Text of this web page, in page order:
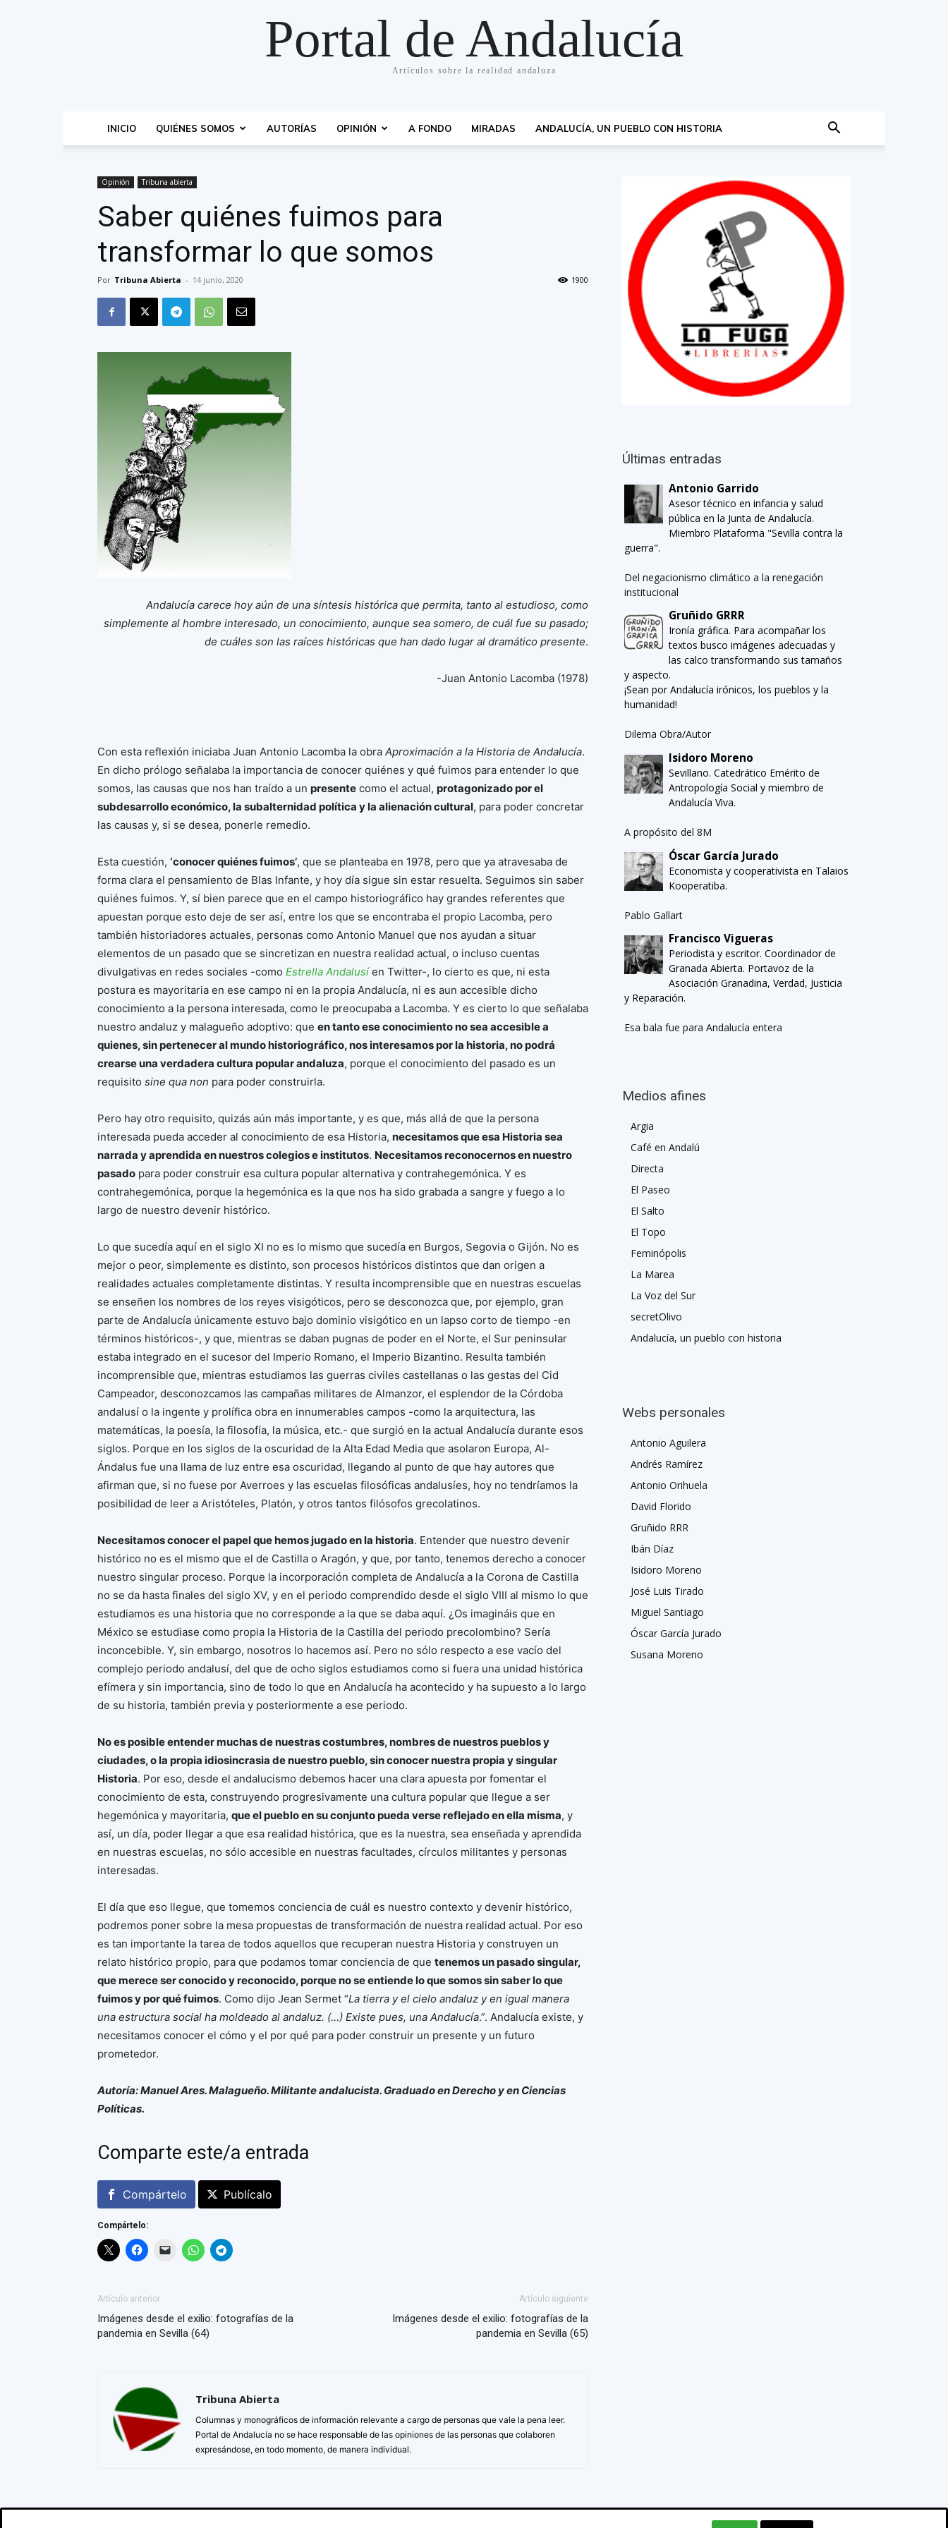
Portal de Andalucía
Artículos sobre la realidad andaluza
INICIO QUIÉNES SOMOS AUTORÍAS OPINIÓN A FONDO MIRADAS ANDALUCÍA, UN PUEBLO CON HISTORIA
Opinión Tribuna abierta
Saber quiénes fuimos para
transformar lo que somos
Por Tribuna Abierta - 14 junio, 2020 1900
Andalucía carece hoy aún de una síntesis histórica que permita, tanto al estudioso, como
simplemente al hombre interesado, un conocimiento, aunque sea somero, de cuál fue su pasado;
de cuáles son las raíces históricas que han dado lugar al dramático presente.
-Juan Antonio Lacomba (1978)
Con esta reflexión iniciaba Juan Antonio Lacomba la obra Aproximación a la Historia de Andalucía.
En dicho prólogo señalaba la importancia de conocer quiénes y qué fuimos para entender lo que
somos, las causas que nos han traído a un presente como el actual, protagonizado por el
subdesarrollo económico, la subalternidad política y la alienación cultural, para poder concretar
las causas y, si se desea, ponerle remedio.
Esta cuestión, ‘conocer quiénes fuimos’, que se planteaba en 1978, pero que ya atravesaba de
forma clara el pensamiento de Blas Infante, y hoy día sigue sin estar resuelta. Seguimos sin saber
quiénes fuimos. Y, sí bien parece que en el campo historiográfico hay grandes referentes que
apuestan porque esto deje de ser así, entre los que se encontraba el propio Lacomba, pero
también historiadores actuales, personas como Antonio Manuel que nos ayudan a situar
elementos de un pasado que se sincretizan en nuestra realidad actual, o incluso cuentas
divulgativas en redes sociales -como Estrella Andalusíen Twitter-, lo cierto es que, ni esta
postura es mayoritaria en ese campo ni en la propia Andalucía, ni es aun accesible dicho
conocimiento a la persona interesada, como le preocupaba a Lacomba. Y es cierto lo que señalaba
nuestro andaluz y malagueño adoptivo: que en tanto ese conocimiento no sea accesible a
quienes, sin pertenecer al mundo historiográfico, nos interesamos por la historia, no podrá
crearse una verdadera cultura popular andaluza, porque el conocimiento del pasado es un
requisito sine qua non para poder construirla.
Pero hay otro requisito, quizás aún más importante, y es que, más allá de que la persona
interesada pueda acceder al conocimiento de esa Historia, necesitamos que esa Historia sea
narrada y aprendida en nuestros colegios e institutos. Necesitamos reconocernos en nuestro
pasado para poder construir esa cultura popular alternativa y contrahegemónica. Y es
contrahegemónica, porque la hegemónica es la que nos ha sido grabada a sangre y fuego a lo
largo de nuestro devenir histórico.
Lo que sucedía aquí en el siglo XI no es lo mismo que sucedía en Burgos, Segovia o Gijón. No es
mejor o peor, simplemente es distinto, son procesos históricos distintos que dan origen a
realidades actuales completamente distintas. Y resulta incomprensible que en nuestras escuelas
se enseñen los nombres de los reyes visigóticos, pero se desconozca que, por ejemplo, gran
parte de Andalucía únicamente estuvo bajo dominio visigótico en un lapso corto de tiempo -en
términos históricos-, y que, mientras se daban pugnas de poder en el Norte, el Sur peninsular
estaba integrado en el sucesor del Imperio Romano, el Imperio Bizantino. Resulta también
incomprensible que, mientras estudiamos las guerras civiles castellanas o las gestas del Cid
Campeador, desconozcamos las campañas militares de Almanzor, el esplendor de la Córdoba
andalusí o la ingente y prolífica obra en innumerables campos -como la arquitectura, las
matemáticas, la poesía, la filosofía, la música, etc.- que surgió en la actual Andalucía durante esos
siglos. Porque en los siglos de la oscuridad de la Alta Edad Media que asolaron Europa, Al-
Ándalus fue una llama de luz entre esa oscuridad, llegando al punto de que hay autores que
afirman que, si no fuese por Averroes y las escuelas filosóficas andalusíes, hoy no tendríamos la
posibilidad de leer a Aristóteles, Platón, y otros tantos filósofos grecolatinos.
Necesitamos conocer el papel que hemos jugado en la historia. Entender que nuestro devenir
histórico no es el mismo que el de Castilla o Aragón, y que, por tanto, tenemos derecho a conocer
nuestro singular proceso. Porque la incorporación completa de Andalucía a la Corona de Castilla
no se da hasta finales del siglo XV, y en el periodo comprendido desde el siglo VIII al mismo lo que
estudiamos es una historia que no corresponde a la que se daba aquí. ¿Os imagináis que en
México se estudiase como propia la Historia de la Castilla del periodo precolombino? Sería
inconcebible. Y, sin embargo, nosotros lo hacemos así. Pero no sólo respecto a ese vacío del
complejo periodo andalusí, del que de ocho siglos estudiamos como si fuera una unidad histórica
efímera y sin importancia, sino de todo lo que en Andalucía ha acontecido y ha supuesto a lo largo
de su historia, también previa y posteriormente a ese periodo.
No es posible entender muchas de nuestras costumbres, nombres de nuestros pueblos y
ciudades, o la propia idiosincrasia de nuestro pueblo, sin conocer nuestra propia y singular
Historia. Por eso, desde el andalucismo debemos hacer una clara apuesta por fomentar el
conocimiento de esta, construyendo progresivamente una cultura popular que llegue a ser
hegemónica y mayoritaria, que el pueblo en su conjunto pueda verse reflejado en ella misma, y
así, un día, poder llegar a que esa realidad histórica, que es la nuestra, sea enseñada y aprendida
en nuestras escuelas, no sólo accesible en nuestras facultades, círculos militantes y personas
interesadas.
El día que eso llegue, que tomemos conciencia de cuál es nuestro contexto y devenir histórico,
podremos poner sobre la mesa propuestas de transformación de nuestra realidad actual. Por eso
es tan importante la tarea de todos aquellos que recuperan nuestra Historia y construyen un
relato histórico propio, para que podamos tomar conciencia de que tenemos un pasado singular,
que merece ser conocido y reconocido, porque no se entiende lo que somos sin saber lo que
fuimos y por qué fuimos. Como dijo Jean Sermet “La tierra y el cielo andaluz y en igual manera
una estructura social ha moldeado al andaluz. (…) Existe pues, una Andalucía.”. Andalucía existe, y
necesitamos conocer el cómo y el por qué para poder construir un presente y un futuro
prometedor.
Autoría: Manuel Ares. Malagueño. Militante andalucista. Graduado en Derecho y en Ciencias
Políticas.
Comparte este/a entrada
Compártelo Publícalo
Compártelo:
Artículo anterior
Imágenes desde el exilio: fotografías de la
pandemia en Sevilla (64)
Artículo siguiente
Imágenes desde el exilio: fotografías de la
pandemia en Sevilla (65)
Tribuna Abierta
Columnas y monográficos de información relevante a cargo de personas que vale la pena leer.
Portal de Andalucía no se hace responsable de las opiniones de las personas que colaboren
expresándose, en todo momento, de manera individual.
Últimas entradas
Antonio Garrido
Asesor técnico en infancia y salud
pública en la Junta de Andalucía.
Miembro Plataforma "Sevilla contra la
guerra".
Del negacionismo climático a la renegación
institucional
Gruñido GRRR
Ironía gráfica. Para acompañar los
textos busco imágenes adecuadas y
las calco transformando sus tamaños
y aspecto.
¡Sean por Andalucía irónicos, los pueblos y la
humanidad!
Dilema Obra/Autor
Isidoro Moreno
Sevillano. Catedrático Emérito de
Antropología Social y miembro de
Andalucía Viva.
A propósito del 8M
Óscar García Jurado
Economista y cooperativista en Talaios
Kooperatiba.
Pablo Gallart
Francisco Vigueras
Periodista y escritor. Coordinador de
Granada Abierta. Portavoz de la
Asociación Granadina, Verdad, Justicia
y Reparación.
Esa bala fue para Andalucía entera
Medios afines
Argia
Café en Andalú
Directa
El Paseo
El Salto
El Topo
Feminópolis
La Marea
La Voz del Sur
secretOlivo
Andalucía, un pueblo con historia
Webs personales
Antonio Aguilera
Andrés Ramírez
Antonio Orihuela
David Florido
Gruñido RRR
Ibán Díaz
Isidoro Moreno
José Luis Tirado
Miguel Santiago
Óscar García Jurado
Susana Moreno